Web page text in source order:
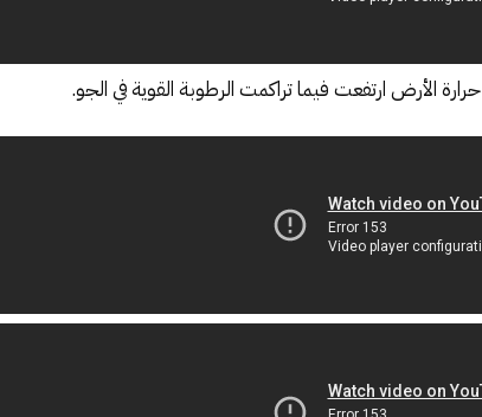
الأرض ارتفعت فيما تراكمت الرطوبة القوية في الجو.